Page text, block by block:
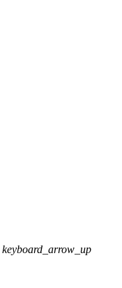
keyboard_arrow_up